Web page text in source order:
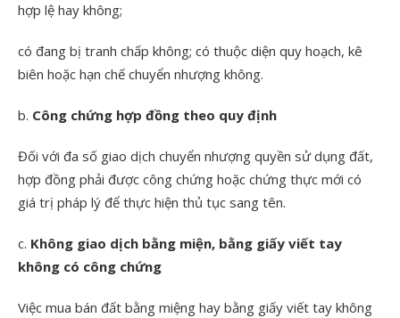
hợp lệ hay không;
có đang bị tranh chấp không; có thuộc diện quy hoạch, kê
biên hoặc hạn chế chuyển nhượng không.
b. Công chứng hợp đồng theo quy định
Đối với đa số giao dịch chuyển nhượng quyền sử dụng đất,
hợp đồng phải được công chứng hoặc chứng thực mới có
giá trị pháp lý để thực hiện thủ tục sang tên.
c. Không giao dịch bằng miện, bằng giấy viết tay
không có công chứng
Việc mua bán đất bằng miệng hay bằng giấy viết tay không